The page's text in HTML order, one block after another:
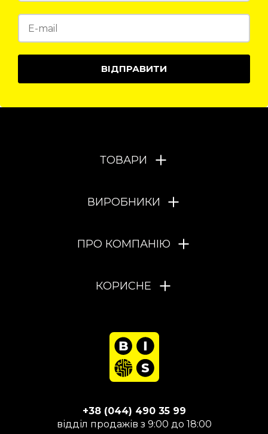
ВІДПРАВИТИ
ТОВАРИ
ВИРОБНИКИ
ПРО КОМПАНІЮ
КОРИСНЕ
+38 (044) 490 35 99
відділ продажів з 9:00 до 18:00